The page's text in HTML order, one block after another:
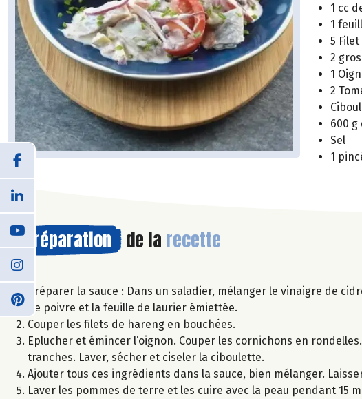
1 cc
1
5
2
1
2
600 g
Sel
1
Préparation de la recette
Préparer la sauce : Dans un saladier, mélanger le vinaigre de
de poivre et la feuille de laurier émiettée.
Couper les filets de hareng en bouchées.
Eplucher et émincer l’oignon. Couper les cornichons en
tranches. Laver, sécher et ciseler la ciboulette.
Ajouter tous ces ingrédients dans la sauce, bien mélanger.
Laver les pommes de terre et les cuire avec la peau pendant 15